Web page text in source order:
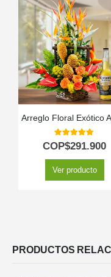
Arreglo Floral Exótico
5.00out of 5
COP$291.900
Ver producto
PRODUCTOS